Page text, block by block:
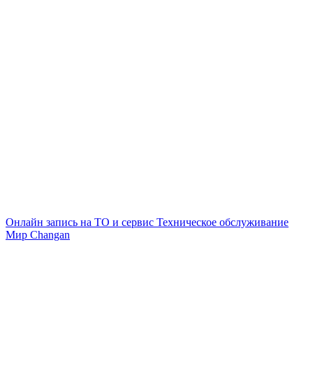
Онлайн запись на ТО и сервис Техническое обслуживание
Мир Changan